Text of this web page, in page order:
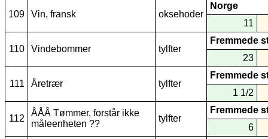
109 Vin, fransk oksehoder
Norge
11
110 Vindebommer tylfter
Fremmede
23
111 Åretrær tylfter
Fremmede
1 1/2
112
ÅÅÅ Tømmer, forstår ikke
måleenheten ??
tylfter
Fremmede
6